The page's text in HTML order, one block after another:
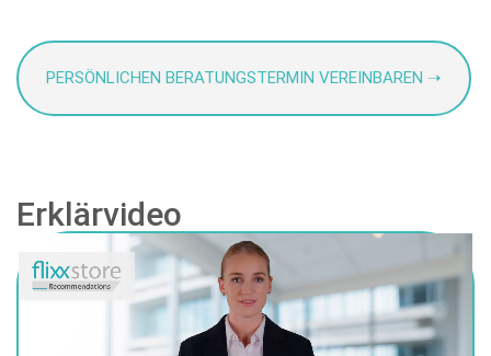
PERSÖNLICHEN BERATUNGSTERMIN VEREINBAREN ➝
Erklärvideo